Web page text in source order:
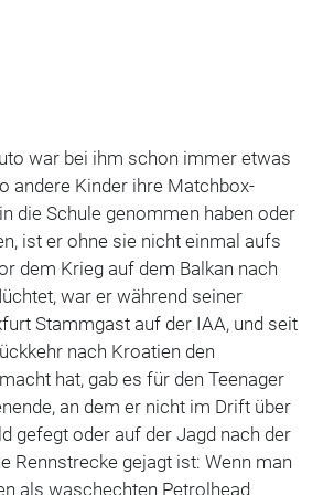
war bei ihm schon immer etwas
andere Kinder ihre Matchbox-
die Schule genommen haben oder
ist er ohne sie nicht einmal aufs
dem Krieg auf dem Balkan nach
war er während seiner
Stammgast auf der IAA, und seit
nach Kroatien den
hat, gab es für den Teenager
an dem er nicht im Drift über
gefegt oder auf der Jagd nach der
Rennstrecke gejagt ist: Wenn man
als waschechten Petrolhead